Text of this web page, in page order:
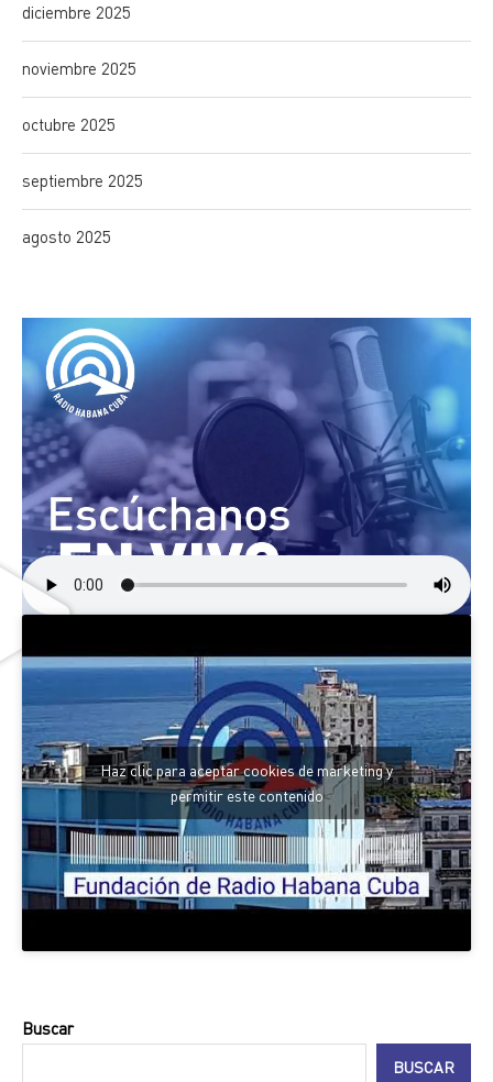
Buscar
BUSCAR
diciembre 2025
noviembre 2025
octubre 2025
septiembre 2025
agosto 2025
Haz clic para aceptar cookies de marketing y
permitir este contenido